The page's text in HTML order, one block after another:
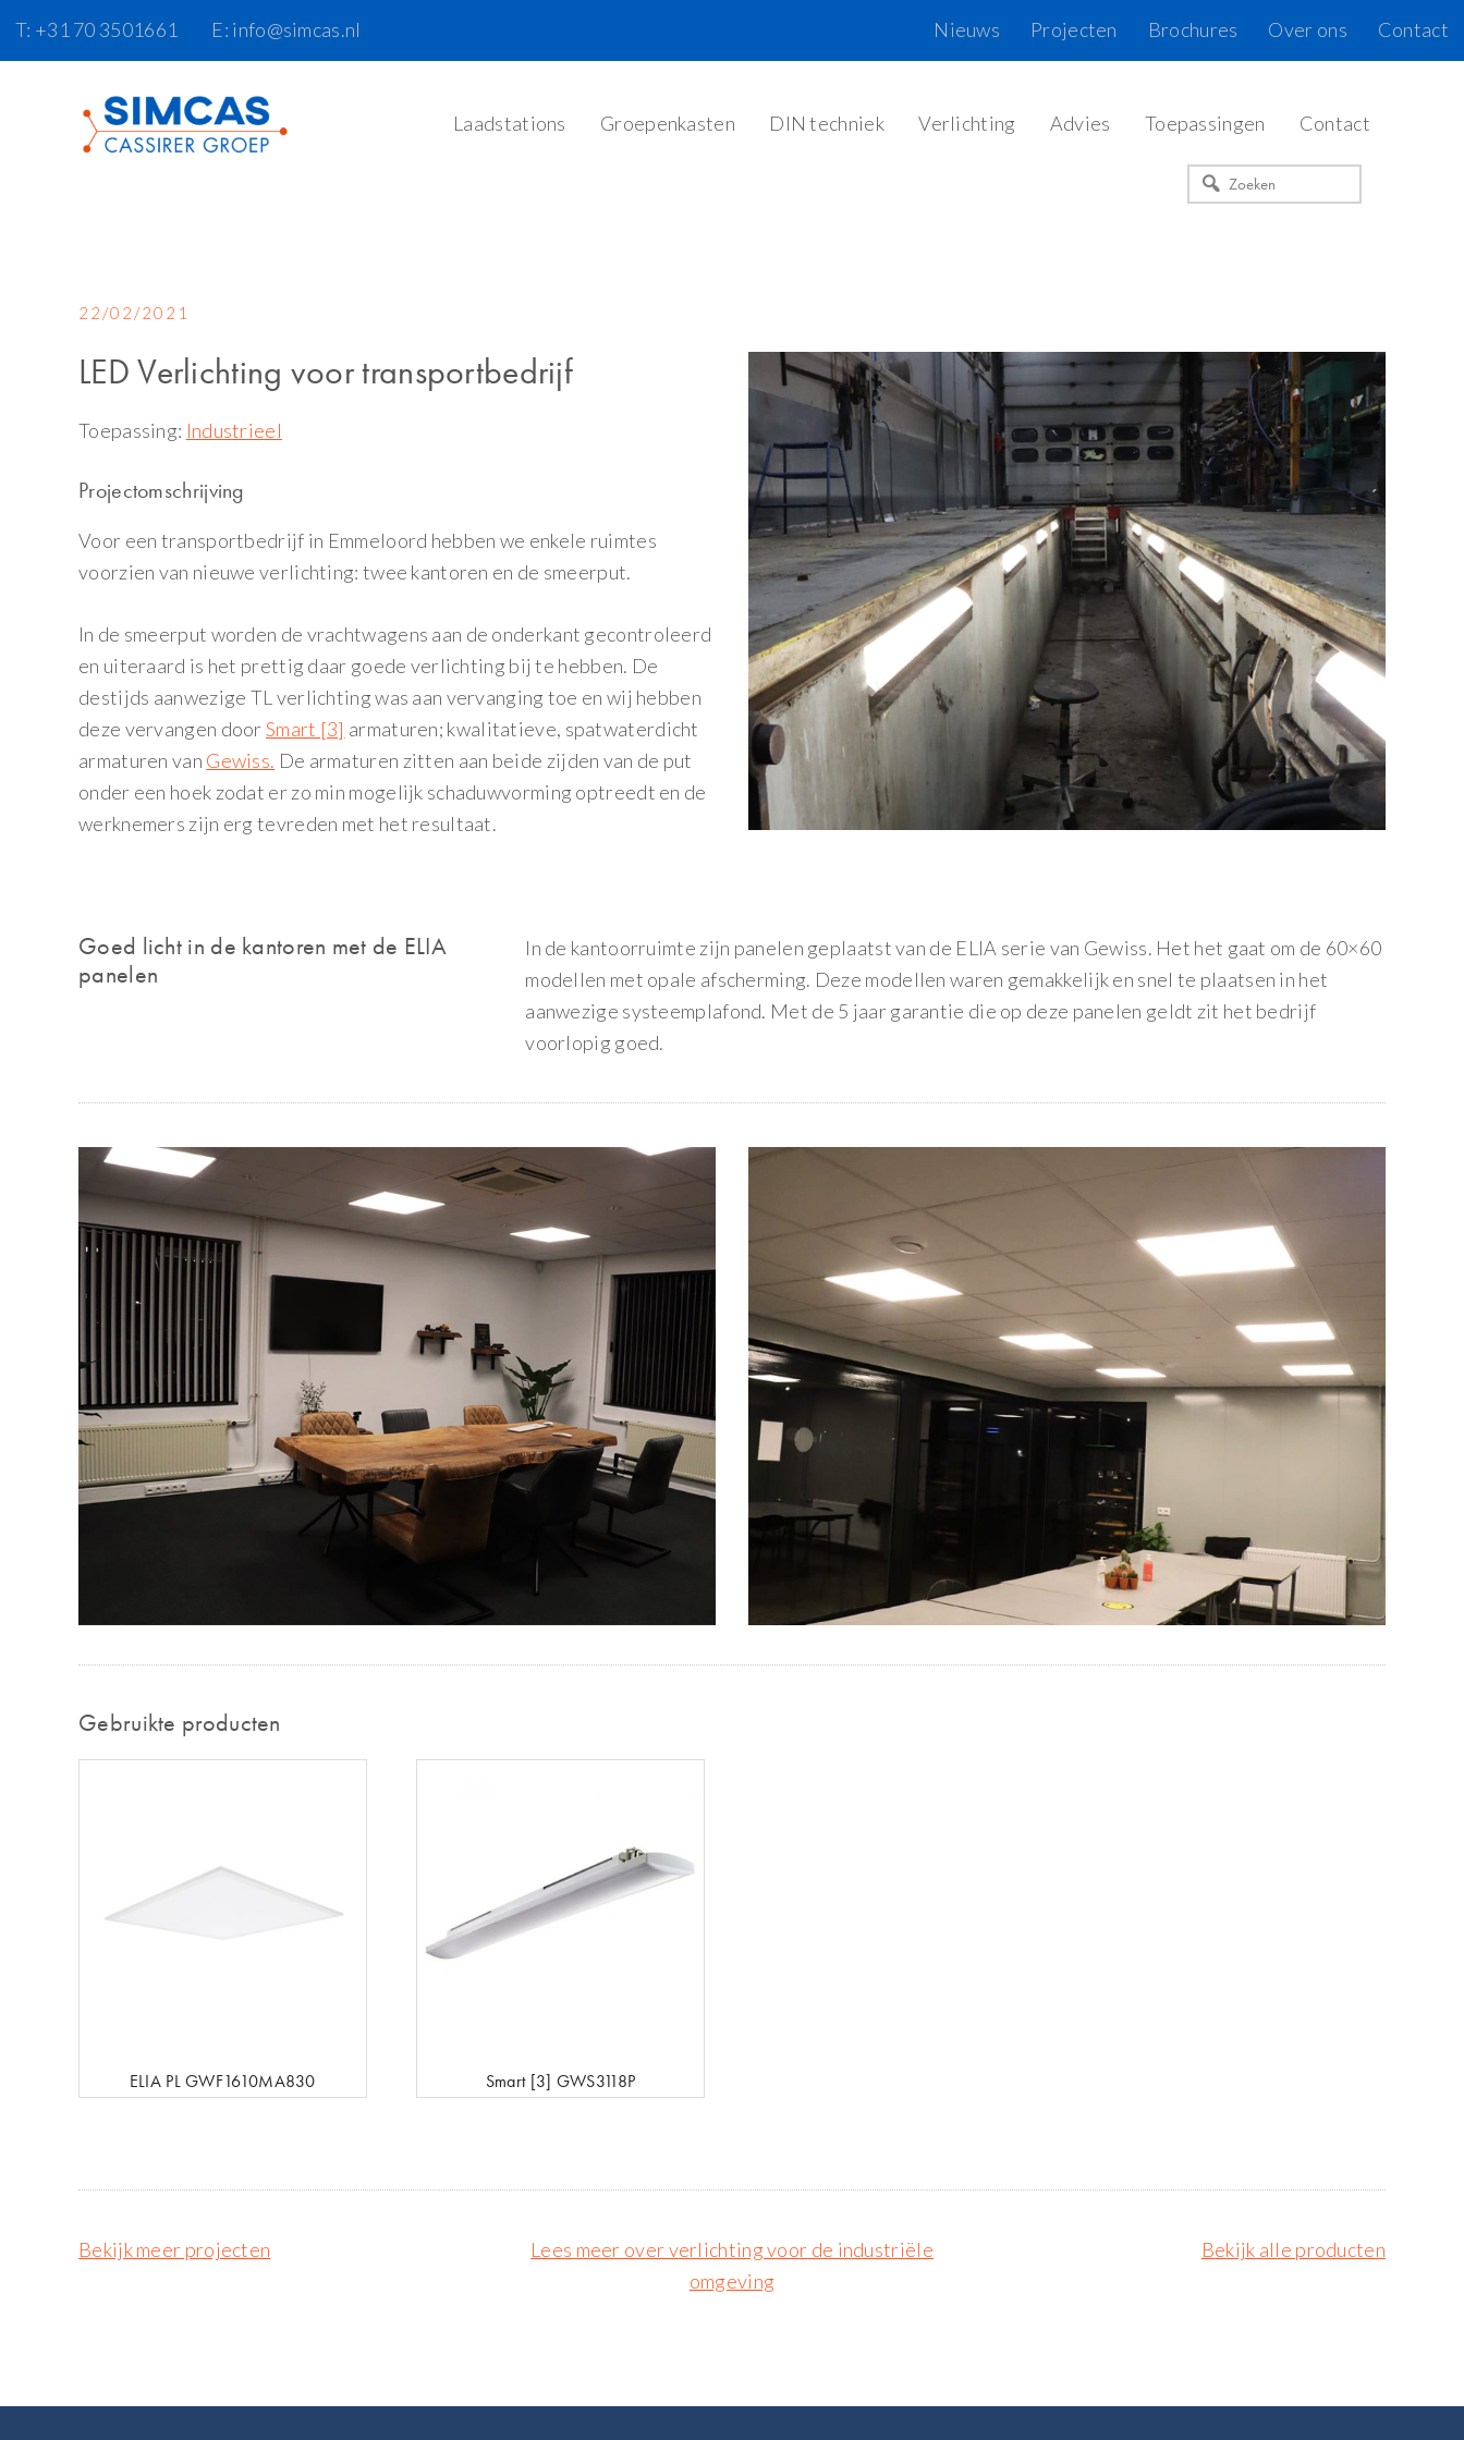
T: +31 70 3501661 E: info@simcas.nl Contact
Over ons
Brochures
Projecten
Nieuws
Laadstations Groepenkasten DIN techniek Verlichting Advies Toepassingen Contact
Zoeken
22/02/2021
LED Verlichting voor transportbedrijf
Toepassing: Industrieel
Projectomschrijving
Voor een transportbedrijf in Emmeloord hebben we enkele ruimtes
voorzien van nieuwe verlichting: twee kantoren en de smeerput.
In de smeerput worden de vrachtwagens aan de onderkant gecontroleerd
en uiteraard is het prettig daar goede verlichting bij te hebben. De
destijds aanwezige TL verlichting was aan vervanging toe en wij hebben
deze vervangen doorSmart [3] armaturen; kwalitatieve, spatwaterdicht
armaturen van Gewiss. De armaturen zitten aan beide zijden van de put
onder een hoek zodat er zo min mogelijk schaduwvorming optreedt en de
werknemers zijn erg tevreden met het resultaat.
Goed licht in de kantoren met de ELIA
panelen
In de kantoorruimte zijn panelen geplaatst van de ELIA serie van Gewiss. Het het gaat om de 60×60
modellen met opale afscherming. Deze modellen waren gemakkelijk en snel te plaatsen in het
aanwezige systeemplafond. Met de 5 jaar garantie die op deze panelen geldt zit het bedrijf
voorlopig goed.
Gebruikte producten
ELIA PL GWF1610MA830 Smart [3] GWS3118P
Bekijk meer projecten
Lees meer over verlichting voor de industriële
omgeving
Bekijk alle producten